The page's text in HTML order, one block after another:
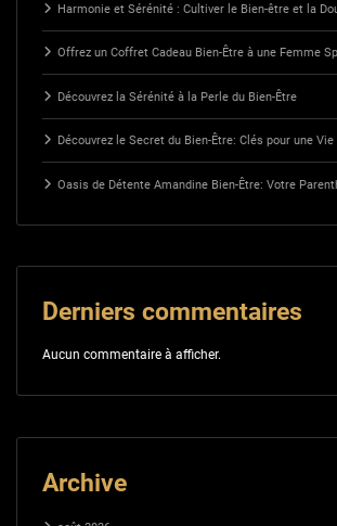
Harmonie et Sérénité : Cultiver le Bien-être et la
Offrez un Coffret Cadeau Bien-Être à une Femme
Découvrez la Sérénité à la Perle du Bien-Être
Découvrez le Secret du Bien-Être: Clés pour une
Oasis de Détente Amandine Bien-Être: Votre
Derniers commentaires
Aucun commentaire à afficher.
Archive